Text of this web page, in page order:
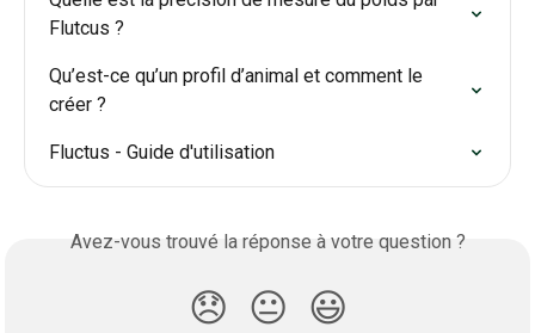
Flutcus ?
Qu’est-ce qu’un profil d’animal et comment le
créer ?
Fluctus - Guide d'utilisation
Avez-vous trouvé la réponse à votre question ?
😞 😐 😃